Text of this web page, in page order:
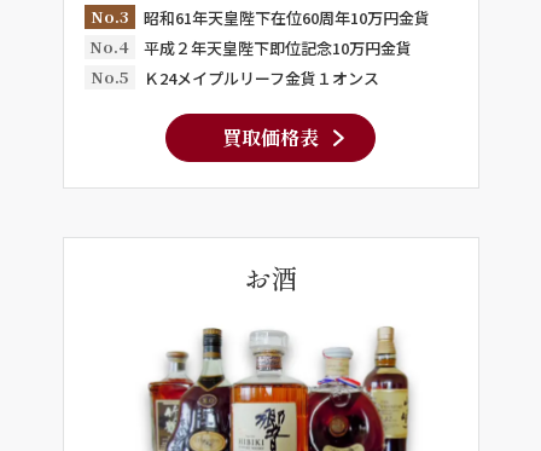
No.3
昭和61年天皇陛下在位60周年10万円金貨
No.4
平成２年天皇陛下即位記念10万円金貨
No.5
Ｋ24メイプルリーフ金貨１オンス
買取価格表
お酒